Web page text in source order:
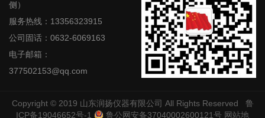
侧）
服务热线：13356323915
公司固话：0632-6069163
电子邮箱：
377502153@qq.com
Copyright © 2019 山东润扬仪器有限公司 All Rights Reserved 鲁
ICP备19046652号-1
鲁公网安备37040002600121号 网站地